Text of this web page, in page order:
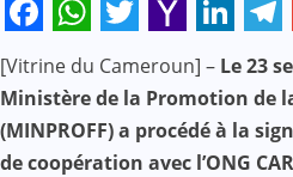
Facebook
WhatsApp
Twitter
Yahoo
Mail
[Vitrine du Cameroun] – Le 23
Ministère de la Promotion de
(MINPROFF) a procédé à la
de coopération avec l’ONG